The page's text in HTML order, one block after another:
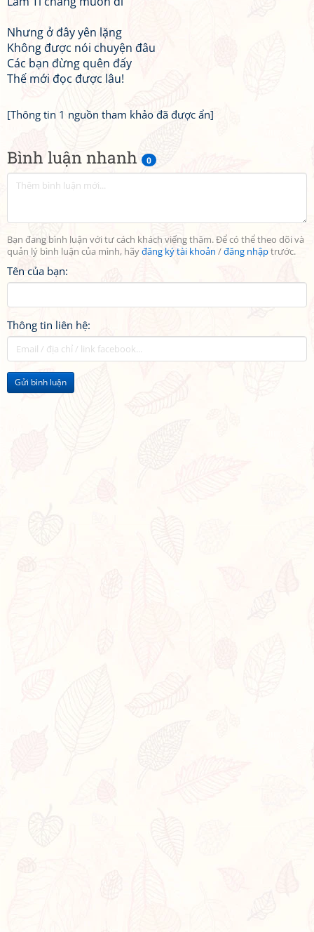
Bình luận nhanh 0
Bạn đang bình luận với tư cách khách viếng thăm. Để có thể theo dõi và
quản lý bình luận của mình, hãyđăng ký tài khoản /đăng nhậptrước.
Tên của bạn:
Thông tin liên hệ:
Gửi bình luận
Nhưng ở đây yên lặng
Không được nói chuyện đâu
Các bạn đừng quên đấy
Thế mới đọc được lâu!
[Thông tin 1 nguồn tham khảo đã được ẩn]